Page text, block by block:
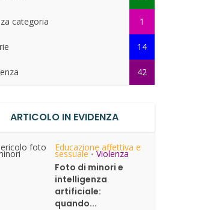
categoria 1
14
42
ARTICOLO IN EVIDENZA
Educazione affettiva e
sessuale • Violenza
Foto di minori e
intelligenza
artificiale:
quando...